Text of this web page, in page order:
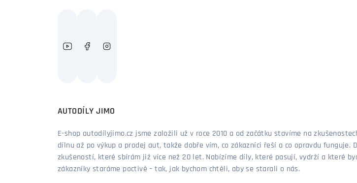
AUTODÍLY JIMO
E-shop autodílyjimo.cz jsme založili už v roce 2010 a od začátku stavíme na
dílnu až po výkup a prodej aut, takže dobře vím, co zákazníci řeší a co opravdu
zkušeností, které sbírám již více než 20 let. Nabízíme díly, které pasují, vydrží a které
zákazníky staráme poctivě – tak, jak bychom chtěli, aby se starali o nás.